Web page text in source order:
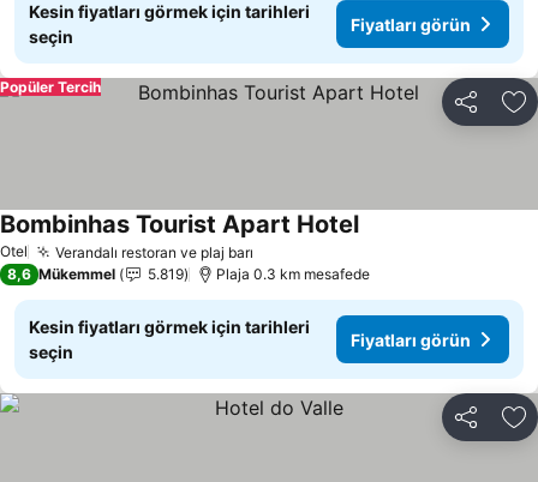
Kesin fiyatları görmek için tarihleri
seçin
Fiyatları görün
Paylaş
Popüler Tercih
Otel Verandalı restoran ve plaj barı
Bombinhas Tourist Apart HotelFiyatları görün
8,6 Mükemmel 5.819 Plaja 0.3 km mesafede
Kesin fiyatları görmek için tarihleri
seçin
Fiyatları görün
Paylaş